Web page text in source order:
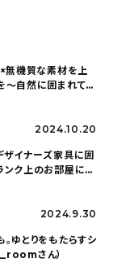
×無機質な素材を上
〜自然に囲まれて暮
2024.10.20
ザイナーズ家具に囲
ンク上のお部屋に〜
さん）
2024.9.30
ゆとりをもたらすシ
さん）